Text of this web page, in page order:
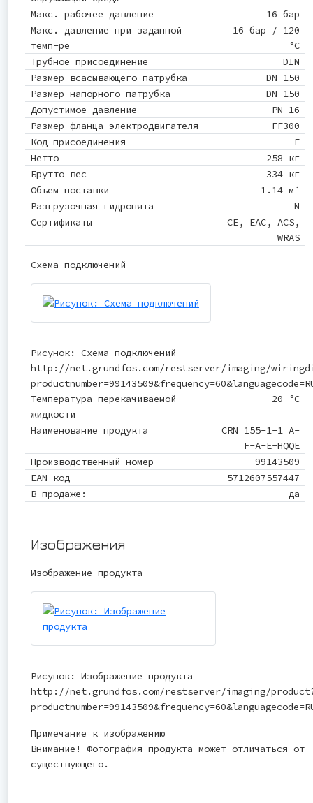
Макс. рабочее давление
16 бар
Макс. давление при заданной
темп-ре
16 бар / 120
°C
Трубное присоединение
DIN
Размер всасывающего патрубка
DN 150
Размер напорного патрубка
DN 150
Допустимое давление
PN 16
Размер фланца электродвигателя
FF300
Код присоединения
F
Нетто
258 кг
Брутто вес
334 кг
Объем поставки
1.14 м³
Разгрузочная гидропята
N
Сертификаты
CE, EAC, ACS,
WRAS
Схема подключений
Рисунок: Схема подключений
http://net.grundfos.com/restserver/imaging/
Температура перекачиваемой
жидкости
20 °C
Наименование продукта
CRN 155-1-1 A-
F-A-E-HQQE
Производственный номер
99143509
EAN код
5712607557447
В продаже:
да
Изображения
Изображение продукта
Рисунок: Изображение продукта
http://net.grundfos.com/restserver/imaging/
Примечание к изображению
Внимание! Фотография продукта может отличаться от
существующего.